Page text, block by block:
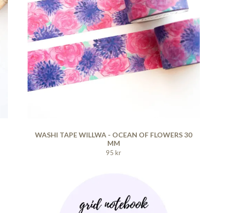
WASHI TAPE WILLWA - OCEAN OF FLOWERS 30
MM
95 kr